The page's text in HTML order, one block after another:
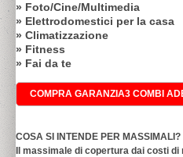
» Foto/Cine/Multimedia
» Elettrodomestici per la casa
» Climatizzazione
» Fitness
» Fai da te
COMPRA GARANZIA3 COMBI
COSA SI INTENDE PER MASSIMALI?
Il massimale di copertura dai costi